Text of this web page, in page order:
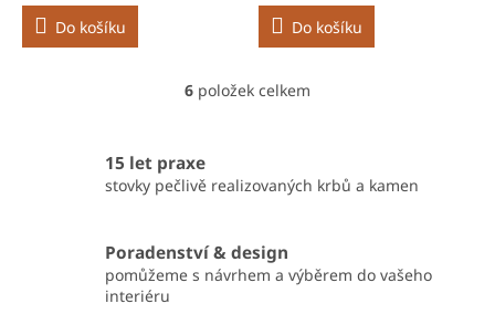
Do košíku Do košíku
O
d
í
p
r
6 položek celkem
15 let praxe
stovky pečlivě realizovaných krbů a kamen
Poradenství & design
pomůžeme s návrhem a výběrem do vašeho
interiéru